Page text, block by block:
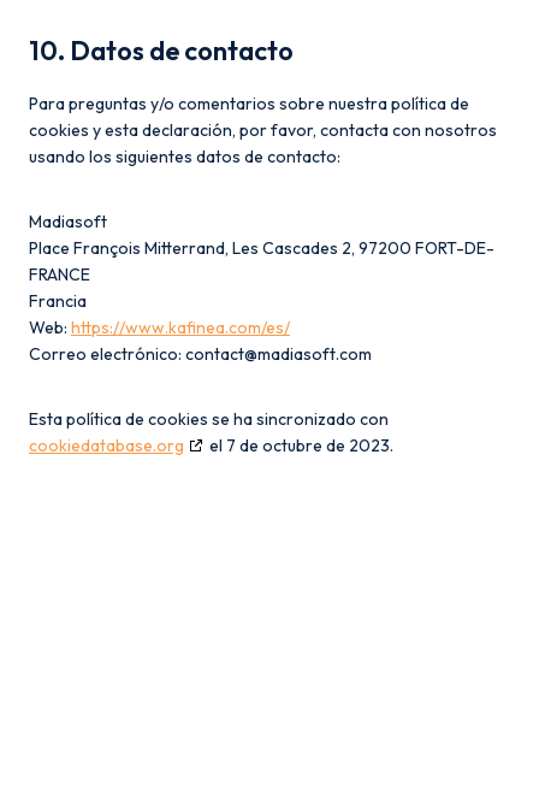
10. Datos de contacto
Para preguntas y/o comentarios sobre nuestra política de
cookies y esta declaración, por favor, contacta con nosotros
usando los siguientes datos de contacto:
Madiasoft
Place François Mitterrand, Les Cascades 2, 97200 FORT-DE-
FRANCE
Francia
Web: https://www.kafinea.com/es/
Correo electrónico: contact@madiasoft.com
Esta política de cookies se ha sincronizado con
cookiedatabase.org
el 7 de octubre de 2023.